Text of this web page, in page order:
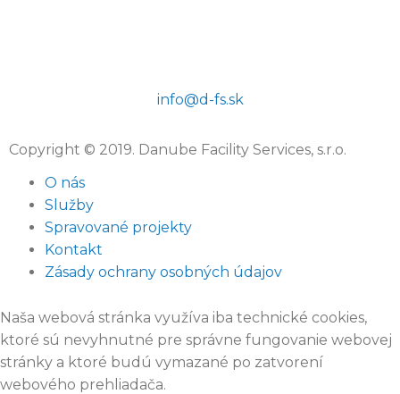
info@d-fs.sk
Copyright © 2019. Danube Facility Services, s.r.o.
O nás
Služby
Spravované projekty
Kontakt
Zásady ochrany osobných údajov
Naša webová stránka využíva iba technické cookies,
ktoré sú nevyhnutné pre správne fungovanie webovej
stránky a ktoré budú vymazané po zatvorení
webového prehliadača.